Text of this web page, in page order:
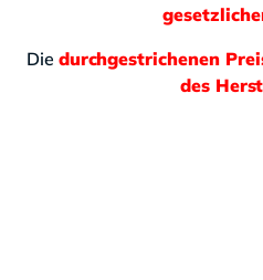
Die durchgestrichenen
des